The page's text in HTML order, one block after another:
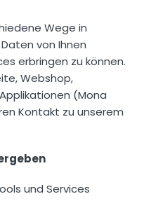
Wege in
von Ihnen
erbringen zu können.
Webshop,
(Mona
Kontakt zu unserem
und Services